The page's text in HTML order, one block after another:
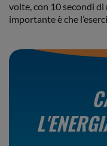
volte, con 10 secondi
importante è che